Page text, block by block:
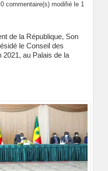
0 commentaire(s) modifié le 1
de la République, Son
le Conseil des
au Palais de la